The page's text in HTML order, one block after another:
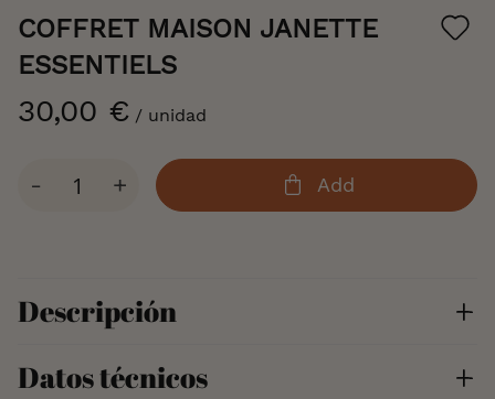
COFFRET MAISON JANETTE
ESSENTIELS
30,00 € / unidad
Cantidad
- + Add
the
beginning
the
images
gallery
Descripción
Datos técnicos